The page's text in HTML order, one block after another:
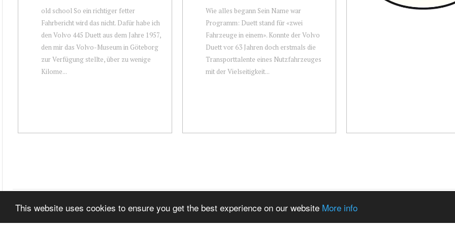
This website uses cookies to ensure you get the best experience on our website More info
old school So ein richtiger fetter
Fahrbericht wird das nicht. Dafür habe ich
den Volvo 445 Duett aus dem Jahre 1957,
den mir das Volvo-Museum in Göteborg
zur Verfügung stellte, über zu wenige
Kilome...
Wie alles begann Sein Name war
Programm: Duett stand für «zwei
Fahrzeuge in einem». Konnte der Volvo
Duett vor 63 Jahren doch erstmals die
Transporttalente eines Nutzfahrzeuges
mit der Vielseitigkeit...